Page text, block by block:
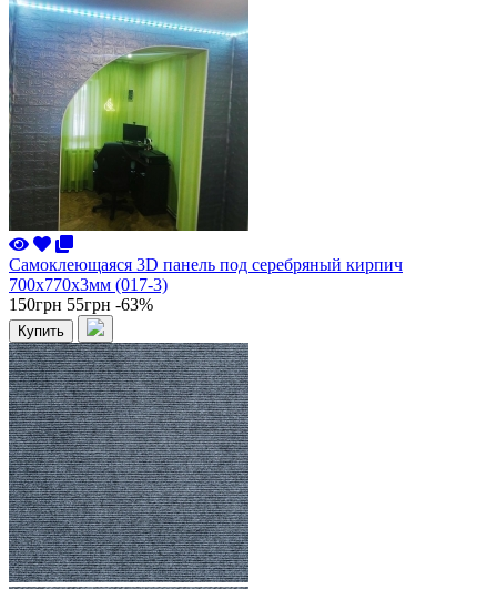
Самоклеющаяся 3D панель под серебряный кирпич
700x770x3мм (017-3)
150грн 55грн -63%
Купить